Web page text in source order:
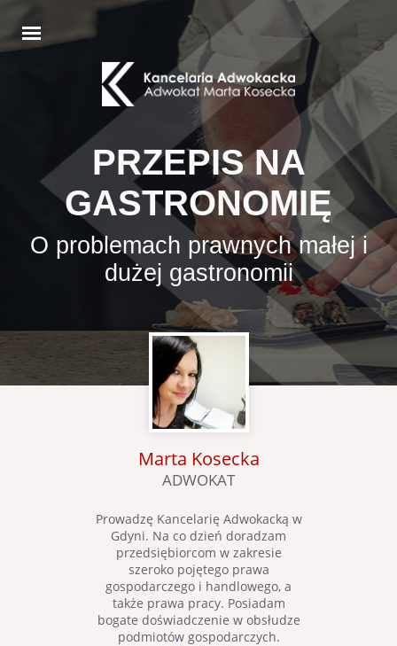
PRZEPIS NA
GASTRONOMIĘ
O problemach prawnych małej i
dużej gastronomii
Marta Kosecka
ADWOKAT
Prowadzę Kancelarię Adwokacką w
Gdyni. Na co dzień doradzam
przedsiębiorcom w zakresie
szeroko pojętego prawa
gospodarczego i handlowego, a
także prawa pracy. Posiadam
bogate doświadczenie w obsłudze
podmiotów gospodarczych.